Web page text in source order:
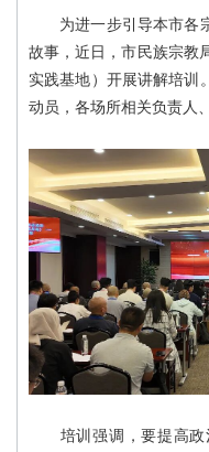
为进一步引导本市各宗
故事，近日，市民族宗教
实践基地）开展讲解培训
动员，各场所相关负责人
培训强调，要提高政